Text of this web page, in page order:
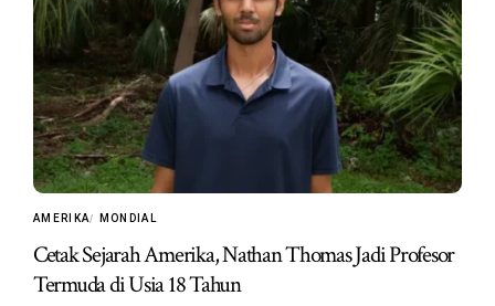
AMERIKA MONDIAL
Cetak Sejarah Amerika, Nathan Thomas Jadi Profesor
Termuda di Usia 18 Tahun